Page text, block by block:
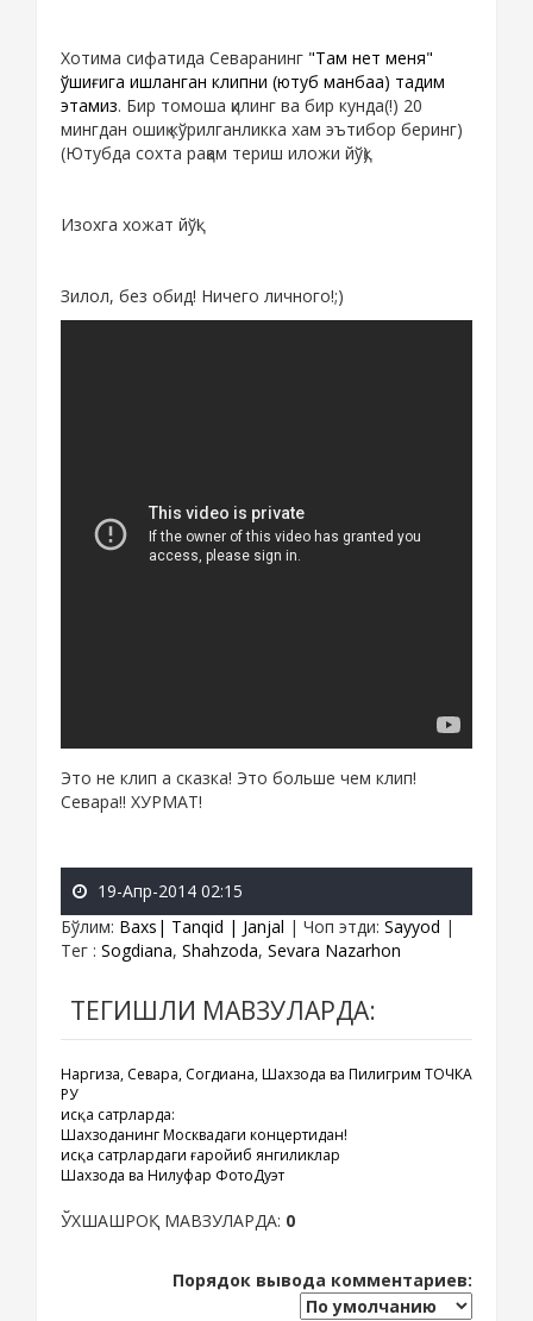
Хотима сифатида Севаранинг "Там нет меня"
қўшиғига ишланган клипни (ютуб манбаа) тақдим
этамиз. Бир томоша қилинг ва бир кунда(!) 20
мингдан ошиқ кўрилганликка хам эътибор беринг)
(Ютубда сохта рақам териш иложи йўқ)
Изохга хожат йўқ!
Зилол, без обид! Ничего личного!;)
Это не клип а сказка! Это больше чем клип!
Севара!! ХУРМАТ!
19-Апр-2014 02:15
Бўлим: Baxs| Tanqid | Janjal | Чоп этди: Sayyod |
Тег : Sogdiana, Shahzoda, Sevara Nazarhon
ТЕГИШЛИ МАВЗУЛАРДА:
Наргиза, Севара, Согдиана, Шахзода ва Пилигрим ТОЧКА
РУ
Қисқа сатрларда:
Шахзоданинг Москвадаги концертидан!
Қисқа сатрлардаги ғаройиб янгиликлар
Шахзода ва Нилуфар ФотоДуэт
ЎХШАШРОҚ МАВЗУЛАРДА: 0
Порядок вывода комментариев: